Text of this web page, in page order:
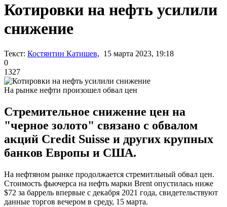
Котировки на нефть усилили
снижение
Текст: Костянтин Катишев, 15 марта 2023, 19:18
0
1327
На рынке нефти произошел обвал цен
Стремительное снижение цен на
"черное золото" связано с обвалом
акций Credit Suisse и других крупных
банков Европы и США.
На нефтяном рынке продолжается стремитльный обвал цен.
Стоимость фьючерса на нефть марки Brent опустилась ниже
$72 за баррель впервые с декабря 2021 года, свидетельствуют
данные торгов вечером в среду, 15 марта.